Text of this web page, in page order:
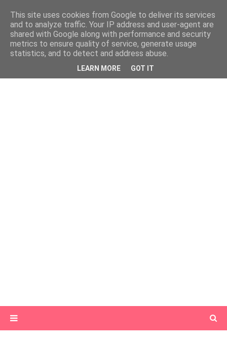
This site uses cookies from Google to deliver its services
and to analyze traffic. Your IP address and user-agent are
shared with Google along with performance and security
metrics to ensure quality of service, generate usage
statistics, and to detect and address abuse.
LEARN MORE GOT IT